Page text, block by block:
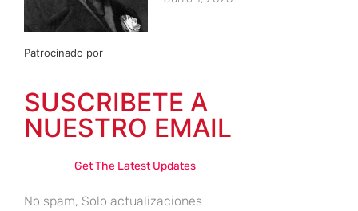
Patrocinado por
SUSCRIBETE A
NUESTRO EMAIL
Get The Latest Updates
No spam, Solo actualizaciones